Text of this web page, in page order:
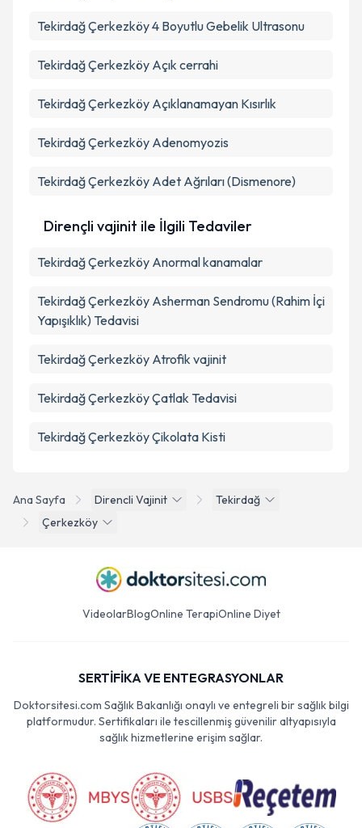
Ana Sayfa Direncli Vajinit
Tekirdağ
Çerkezköy
Tekirdağ Çerkezköy 4 Boyutlu Gebelik Ultrasonu
Tekirdağ Çerkezköy Açık cerrahi
Tekirdağ Çerkezköy Açıklanamayan Kısırlık
Tekirdağ Çerkezköy Adenomyozis
Tekirdağ Çerkezköy Adet Ağrıları (Dismenore)
Dirençli vajinit ile İlgili Tedaviler
Tekirdağ Çerkezköy Anormal kanamalar
Tekirdağ Çerkezköy Asherman Sendromu (Rahim İçi
Yapışıklık) Tedavisi
Tekirdağ Çerkezköy Atrofik vajinit
Tekirdağ Çerkezköy Çatlak Tedavisi
Tekirdağ Çerkezköy Çikolata Kisti
VideolarBlogOnline TerapiOnline Diyet
SERTİFİKA VE ENTEGRASYONLAR
Doktorsitesi.com Sağlık Bakanlığı onaylı ve entegreli bir sağlık bilgi
platformudur. Sertifikaları ile tescillenmiş güvenilir altyapısıyla
sağlık hizmetlerine erişim sağlar.